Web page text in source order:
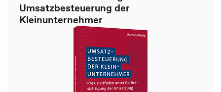
Umsatzbesteuerung der
Kleinunternehmer